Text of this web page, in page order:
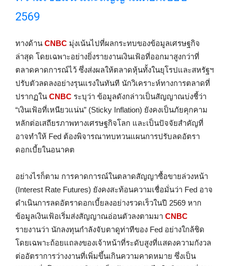
2569
ทางด้าน CNBC มุ่งเน้นไปที่ผลกระทบของข้อมูลเศรษฐกิจ
ล่าสุด โดยเฉพาะอย่างยิ่งรายงานเงินเฟ้อที่ออกมาสูงกว่าที่
ตลาดคาดการณ์ไว้ ซึ่งส่งผลให้ตลาดหุ้นทั้งในยุโรปและสหรัฐฯ
ปรับตัวลดลงอย่างรุนแรงในทันที นักวิเคราะห์ทางการตลาดที่
ปรากฏใน CNBC ระบุว่า ข้อมูลดังกล่าวเป็นสัญญาณบ่งชี้ว่า
“เงินเฟ้อที่เหนียวแน่น” (Sticky Inflation) ยังคงเป็นภัยคุกคาม
หลักต่อเสถียรภาพทางเศรษฐกิจโลก และเป็นปัจจัยสำคัญที่
อาจทำให้ Fed ต้องพิจารณาทบทวนแผนการปรับลดอัตรา
ดอกเบี้ยในอนาคต
อย่างไรก็ตาม การคาดการณ์ในตลาดสัญญาซื้อขายล่วงหน้า
(Interest Rate Futures) ยังคงสะท้อนความเชื่อมั่นว่า Fed อาจ
ดำเนินการลดอัตราดอกเบี้ยลงอย่างรวดเร็วในปี 2569 หาก
ข้อมูลเงินเฟ้อเริ่มส่งสัญญาณอ่อนตัวลงตามมา CNBC
รายงานว่า นักลงทุนกำลังจับตาดูท่าทีของ Fed อย่างใกล้ชิด
โดยเฉพาะถ้อยแถลงของเจ้าหน้าที่ระดับสูงที่แสดงความกังวล
ต่ออัตราการว่างงานที่เพิ่มขึ้นเกินความคาดหมาย ซึ่งเป็น